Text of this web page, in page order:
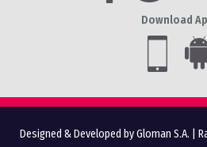
Download
Designed & Developed by Gloman S.A.